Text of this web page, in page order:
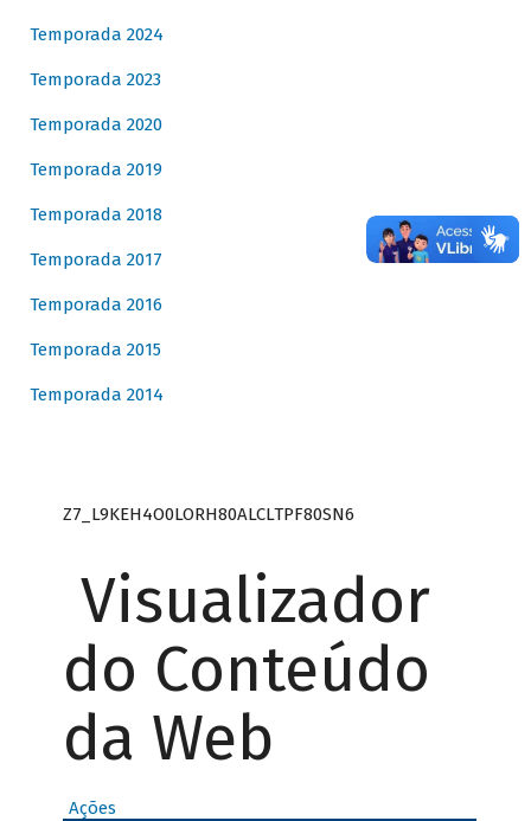
Temporada 2024
Temporada 2023
Temporada 2020
Temporada 2019
Temporada 2018
Temporada 2017
Temporada 2016
Temporada 2015
Temporada 2014
Z7_L9KEH4O0LORH80ALCLTPF80SN6
Visualizador
do Conteúdo
da Web
Ações